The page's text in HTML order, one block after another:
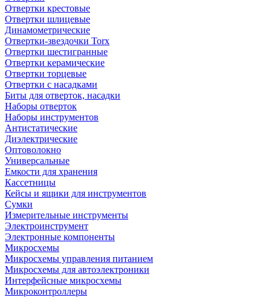
Отвертки крестовые
Отвертки шлицевые
Динамометрические
Отвертки-звездочки Torx
Отвертки шестигранные
Отвертки керамические
Отвертки торцевые
Отвертки с насадками
Биты для отверток, насадки
Наборы отверток
Наборы инструментов
Антистатические
Диэлектрические
Оптоволокно
Универсальные
Емкости для хранения
Кассетницы
Кейсы и ящики для инструментов
Сумки
Измерительные инструменты
Электроинструмент
Электронные компоненты
Микросхемы
Микросхемы управления питанием
Микросхемы для автоэлектроники
Интерфейсные микросхемы
Микроконтроллеры